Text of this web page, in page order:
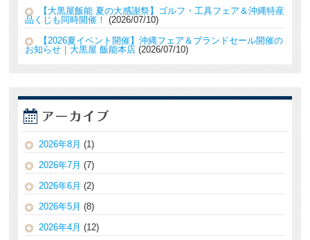
【大黒屋飯能 夏の大感謝祭】ゴルフ・工具フェア＆沖縄特産
品くじも同時開催！
2026/07/10
【2026夏イベント開催】沖縄フェア＆ブランドセール開催の
お知らせ｜大黒屋 飯能本店 2026/07/10
2026年8月 (1)
2026年7月 (7)
2026年6月 (2)
2026年5月 (8)
2026年4月 (12)